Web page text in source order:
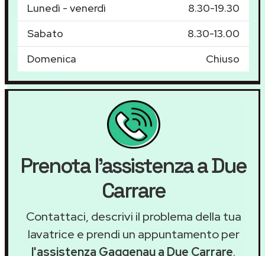
Lunedì - venerdì
8.30-19.30
Sabato
8.30-13.00
Domenica
Chiuso
Prenota l'assistenza a Due
Carrare
Contattaci, descrivi il problema della tua
lavatrice e prendi un appuntamento per
l'assistenza Gaggenau a Due Carrare.